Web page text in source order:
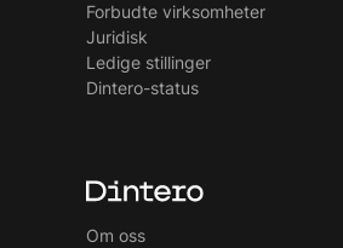
Forbudte virksomheter
Juridisk
Ledige stillinger
Dintero-status
Om oss